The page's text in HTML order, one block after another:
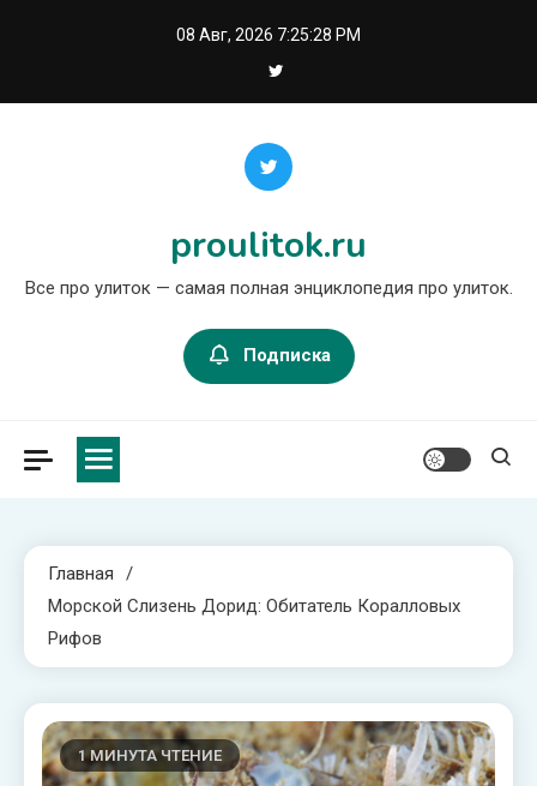
08 Авг, 2026 7:25:29 PM
proulitok.ru
Все про улиток — самая полная энциклопедия про улиток.
Подписка
Главная
Морской Слизень Дорид: Обитатель Коралловых
Рифов
1 МИНУТА ЧТЕНИЕ